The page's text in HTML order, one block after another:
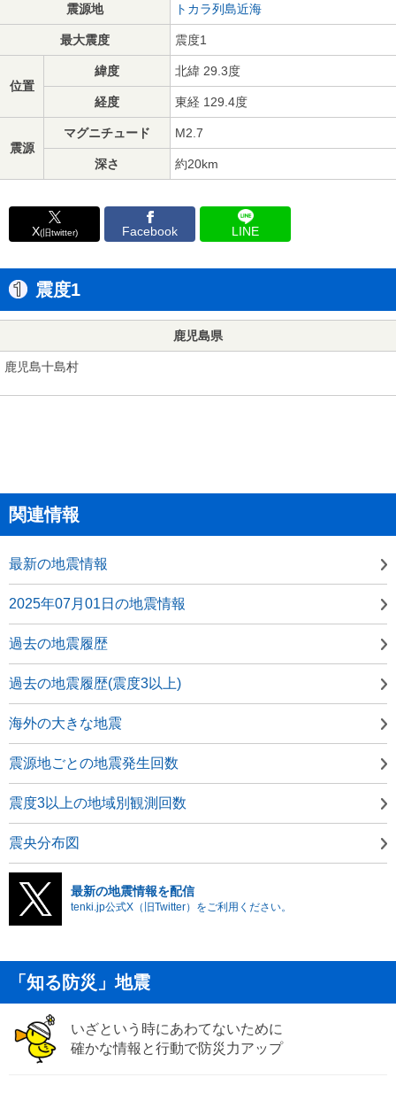
震源地 トカラ列島近海
最大震度 震度1
位置
緯度 北緯 29.3度
経度 東経 129.4度
震源
マグニチュード M2.7
深さ 約20km
X(旧twitter) Facebook LINE
震度1
鹿児島県
鹿児島十島村
関連情報
最新の地震情報
2025年07月01日の地震情報
過去の地震履歴
過去の地震履歴(震度3以上)
海外の大きな地震
震源地ごとの地震発生回数
震度3以上の地域別観測回数
震央分布図
最新の地震情報を配信
tenki.jp公式X（旧Twitter）をご利用ください。
「知る防災」地震
いざという時にあわてないために
確かな情報と行動で防災力アップ